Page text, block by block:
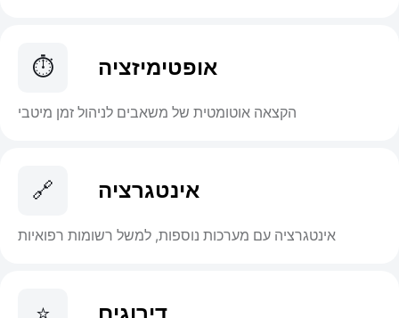
⏱️ אופטימיזציה
הקצאה אוטומטית של משאבים לניהול זמן מיטבי
🔗 אינטגרציה
אינטגרציה עם מערכות נוספות, למשל רשומות רפואיות